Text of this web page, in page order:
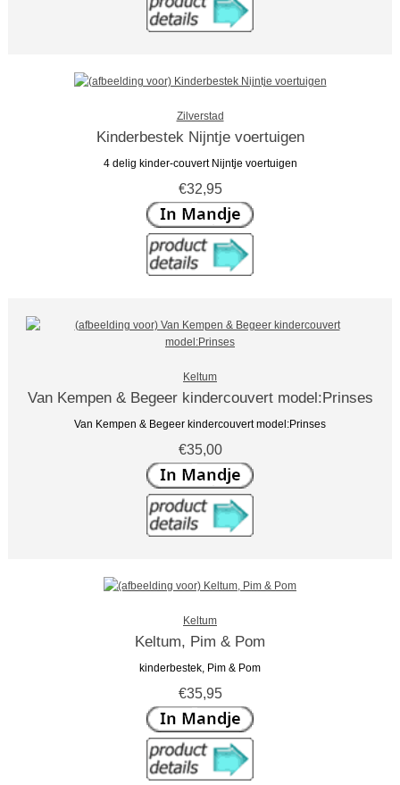
Zilverstad
Kinderbestek Nijntje voertuigen
4 delig kinder-couvert Nijntje voertuigen
€32,95
Keltum
Van Kempen & Begeer kindercouvert model:Prinses
Van Kempen & Begeer kindercouvert model:Prinses
€35,00
Keltum
Keltum, Pim & Pom
kinderbestek, Pim & Pom
€35,95